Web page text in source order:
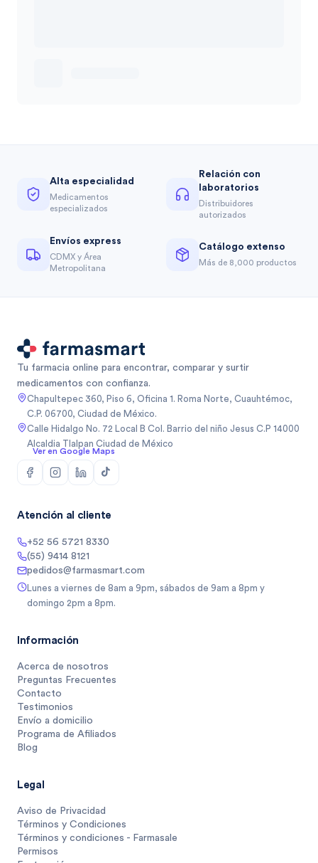
Alta especialidad
Medicamentos
especializados
Relación con
laboratorios
Distribuidores
autorizados
Envíos express
CDMX y Área
Metropolitana
Catálogo extenso
Más de 8,000 productos
Tu farmacia online para encontrar, comparar y surtir
medicamentos con confianza.
Chapultepec 360, Piso 6, Oficina 1. Roma Norte, Cuauhtémoc,
C.P. 06700, Ciudad de México.
Calle Hidalgo No. 72 Local B Col. Barrio del niño Jesus C.P 14000
Alcaldia Tlalpan Ciudad de México
Ver en Google Maps
Atención al cliente
+52 56 5721 8330
(55) 9414 8121
pedidos@farmasmart.com
Lunes a viernes de 8am a 9pm, sábados de 9am a 8pm y
domingo 2pm a 8pm.
Información
Acerca de nosotros
Preguntas Frecuentes
Contacto
Testimonios
Envío a domicilio
Programa de Afiliados
Blog
Legal
Aviso de Privacidad
Términos y Condiciones
Términos y condiciones - Farmasale
Permisos